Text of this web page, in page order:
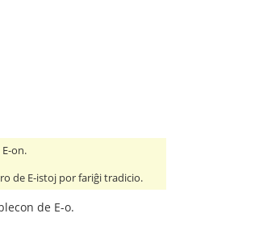
on.
de E-istoj por fariĝi tradicio.
de E-o.